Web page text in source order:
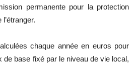
permanente pour la protection
chaque année en euros pour
de base fixé par le niveau de vie local,